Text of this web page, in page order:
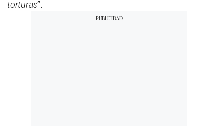
torturas”.